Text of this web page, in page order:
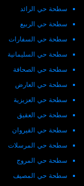
سطحة حي الرائد
سطحة حي الربيع
سطحة حي السفارات
سطحة حي السليمانية
سطحة حي الصحافة
سطحة حي العارض
سطحة حي العزيزية
سطحة حي العقيق
سطحة حي القيروان
سطحة حي المرسلات
سطحة حي المروج
سطحة حي المصيف